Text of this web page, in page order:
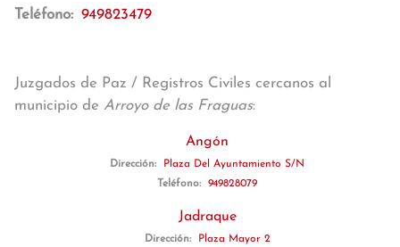
Teléfono: 949823479
Juzgados de Paz / Registros Civiles cercanos al
municipio de Arroyo de las Fraguas:
Angón
Dirección:
Plaza Del Ayuntamiento S/N
Teléfono:
949828079
Jadraque
Dirección:
Plaza Mayor 2